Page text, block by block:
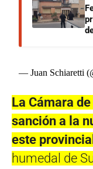
— Juan Schiaretti
La Cámara
sanción a la
este
humedal de